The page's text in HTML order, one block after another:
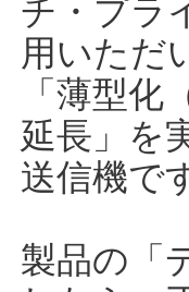
チ・プラ
用いただ
「薄型
延長」を
送信機で
製品の「